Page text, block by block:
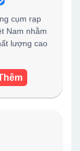
cụm rạp
Nam nhằm
lượng cao